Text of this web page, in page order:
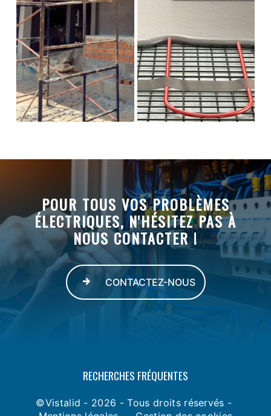
POUR TOUS VOS PROBLÈMES
ÉLECTRIQUES, N'HÉSITEZ PAS À
NOUS CONTACTER !
CONTACTEZ-NOUS
RECHERCHES FRÉQUENTES
©Vistalid - 2026 - Tous droits réservés -